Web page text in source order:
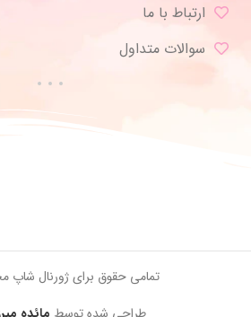
ارتباط با ما
سوالات متداول
تمامی حقوق برای ژورنال
طراحی شده توسط مائده